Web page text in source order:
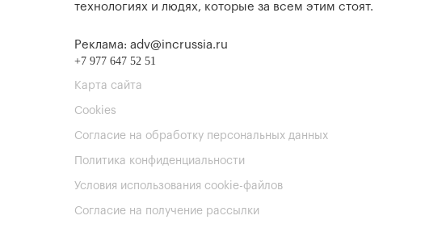
технологиях и людях, которые за всем этим стоят.
Реклама: adv@incrussia.ru
+7 977 647 52 51
Карта сайта
Cookies
Согласие на обработку персональных данных
Политика конфиденциальности
Условия использования cookie-файлов
Согласие на получение рассылки